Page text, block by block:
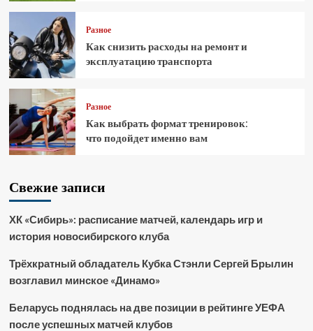
Разное
Как снизить расходы на ремонт и
эксплуатацию транспорта
Разное
Как выбрать формат тренировок:
что подойдет именно вам
Свежие записи
ХК «Сибирь»: расписание матчей, календарь игр и
история новосибирского клуба
Трёхкратный обладатель Кубка Стэнли Сергей Брылин
возглавил минское «Динамо»
Беларусь поднялась на две позиции в рейтинге УЕФА
после успешных матчей клубов